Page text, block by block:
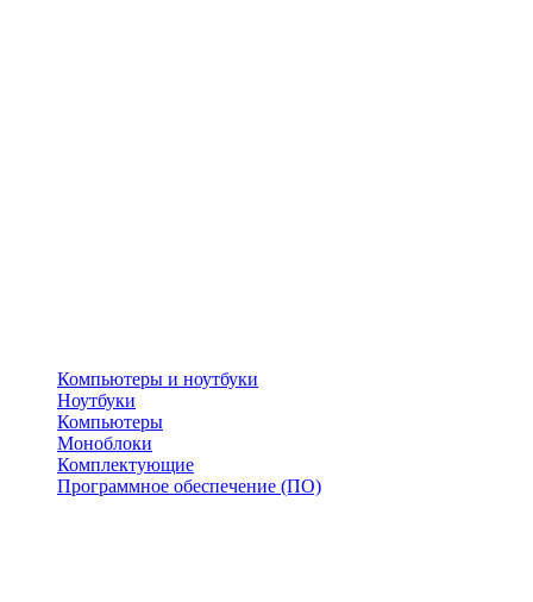
Компьютеры и ноутбуки
Ноутбуки
Компьютеры
Моноблоки
Комплектующие
Программное обеспечение (ПО)